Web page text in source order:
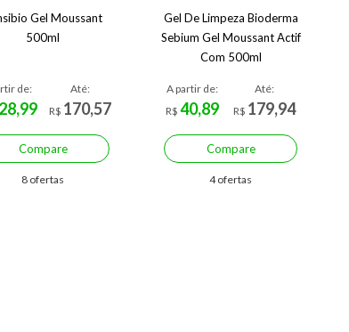
Gel Moussant
500ml
de:
Até:
R$ 170,57
Compare
8 ofertas
Gel De Limpeza Bioderma
Sebium Gel Moussant Actif
Com 500ml
A partir de:
R$ 40,89
Até:
R$ 179,94
Compare
4 ofertas